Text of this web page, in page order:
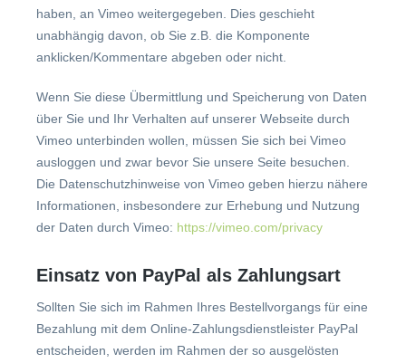
haben, an Vimeo weitergegeben. Dies geschieht
unabhängig davon, ob Sie z.B. die Komponente
anklicken/Kommentare abgeben oder nicht.
Wenn Sie diese Übermittlung und Speicherung von Daten
über Sie und Ihr Verhalten auf unserer Webseite durch
Vimeo unterbinden wollen, müssen Sie sich bei Vimeo
ausloggen und zwar bevor Sie unsere Seite besuchen.
Die Datenschutzhinweise von Vimeo geben hierzu nähere
Informationen, insbesondere zur Erhebung und Nutzung
der Daten durch Vimeo: https://vimeo.com/privacy
Einsatz von PayPal als Zahlungsart
Sollten Sie sich im Rahmen Ihres Bestellvorgangs für eine
Bezahlung mit dem Online-Zahlungsdienstleister PayPal
entscheiden, werden im Rahmen der so ausgelösten